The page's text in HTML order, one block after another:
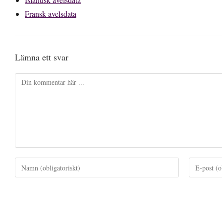
Fransk avelsdata
Lämna ett svar
Kommentar
Ange
ditt
Ange
din